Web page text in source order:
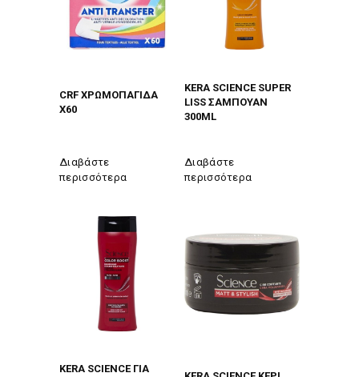
CRF ΧΡΩΜΟΠΑΓΙΔΑ
Χ60
Διαβάστε
περισσότερα
KERA SCIENCE SUPER
LISS ΣΑΜΠΟΥΑΝ
300ML
Διαβάστε
περισσότερα
KERA SCIENCE ΓΙΑ